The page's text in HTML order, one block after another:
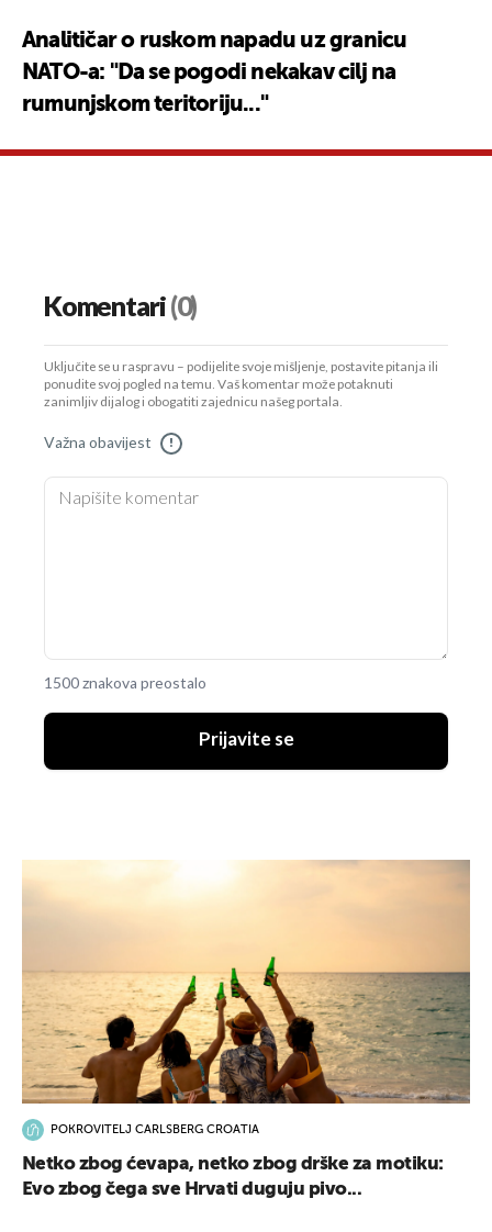
Analitičar o ruskom napadu uz granicu
NATO-a: "Da se pogodi nekakav cilj na
rumunjskom teritoriju..."
Komentari(0)
Uključite se u raspravu – podijelite svoje mišljenje, postavite pitanja ili
ponudite svoj pogled na temu. Vaš komentar može potaknuti
zanimljiv dijalog i obogatiti zajednicu našeg portala.
Važna obavijest !
1500 znakova preostalo
Prijavite se
POKROVITELJ CARLSBERG CROATIA
Netko zbog ćevapa, netko zbog drške za motiku:
Evo zbog čega sve Hrvati duguju pivo...